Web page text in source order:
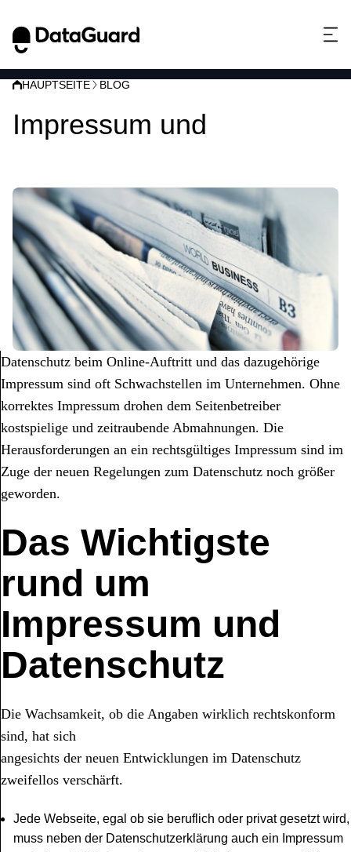
HAUPTSEITE BLOG
Impressum und
Datenschutz beim Online-Auftritt und das dazugehörige
Impressum sind oft Schwachstellen im Unternehmen. Ohne
korrektes Impressum drohen dem Seitenbetreiber
kostspielige und zeitraubende Abmahnungen. Die
Herausforderungen an ein rechtsgültiges Impressum sind im
Zuge der neuen Regelungen zum Datenschutz noch größer
geworden.
Das Wichtigste
rund um
Impressum und
Datenschutz
Die Wachsamkeit, ob die Angaben wirklich rechtskonform
sind, hat sich
angesichts der neuen Entwicklungen im Datenschutz
zweifellos verschärft.
Jede Webseite, egal ob sie beruflich oder privat gesetzt wird,
muss neben der Datenschutzerklärung auch ein Impressum